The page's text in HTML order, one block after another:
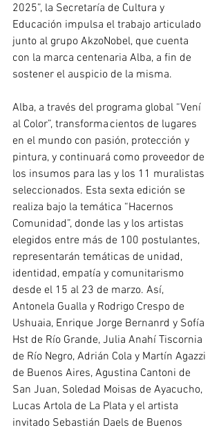
2025”, la Secretaría de Cultura y
Educación impulsa el trabajo articulado
junto al grupo AkzoNobel, que cuenta
con la marca centenaria Alba, a fin de
sostener el auspicio de la misma.
Alba, a través del programa global “Vení
al Color”, transforma cientos de lugares
en el mundo con pasión, protección y
pintura, y continuará como proveedor de
los insumos para las y los 11 muralistas
seleccionados. Esta sexta edición se
realiza bajo la temática “Hacernos
Comunidad”, donde las y los artistas
elegidos entre más de 100 postulantes,
representarán temáticas de unidad,
identidad, empatía y comunitarismo
desde el 15 al 23 de marzo. Así,
Antonela Gualla y Rodrigo Crespo de
Ushuaia, Enrique Jorge Bernanrd y Sofía
Hst de Río Grande, Julia Anahí Tiscornia
de Río Negro, Adrián Cola y Martín Agazzi
de Buenos Aires, Agustina Cantoni de
San Juan, Soledad Moisas de Ayacucho,
Lucas Artola de La Plata y el artista
invitado Sebastián Daels de Buenos